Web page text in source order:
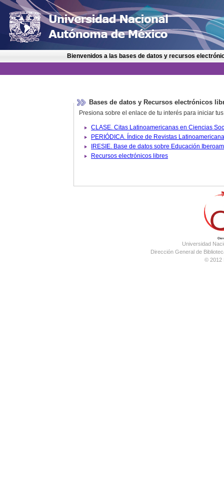
Bienvenidos a las bases de datos y recursos
Bases de datos y Recursos electrónicos
Presiona sobre el enlace de tu interés para iniciar
IRESIE. Base de datos
Recursos electrónicos libres
Universidad
Dirección General de
© 2012